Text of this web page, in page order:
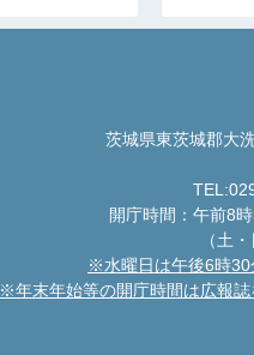
茨城県東茨城郡大
開庁時間：午前8
（土
※水曜日は午後6時30
※年末年始等の開庁時間は広報誌